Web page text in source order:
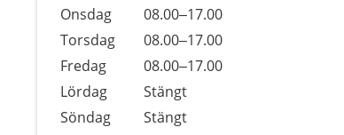
Onsdag
08.00–17.00
Torsdag
08.00–17.00
Fredag
08.00–17.00
Lördag
Stängt
Söndag
Stängt